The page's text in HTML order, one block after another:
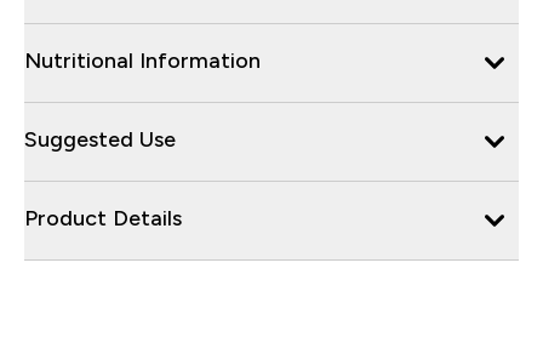
Nutritional Information
Suggested Use
Product Details